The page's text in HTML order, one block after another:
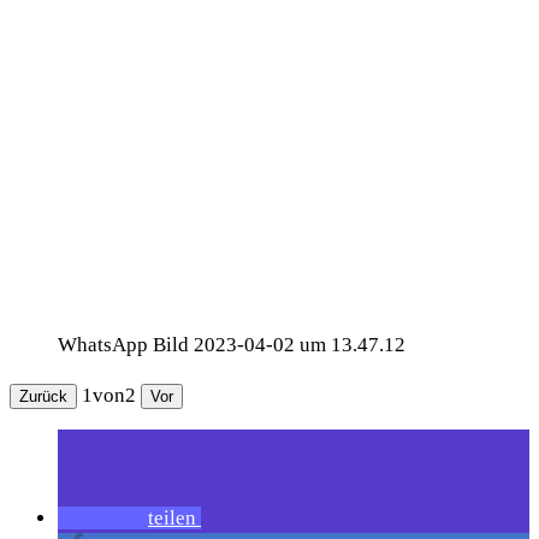
WhatsApp Bild 2023-04-02 um 13.47.12
Zurück 1von2 Vor
teilen